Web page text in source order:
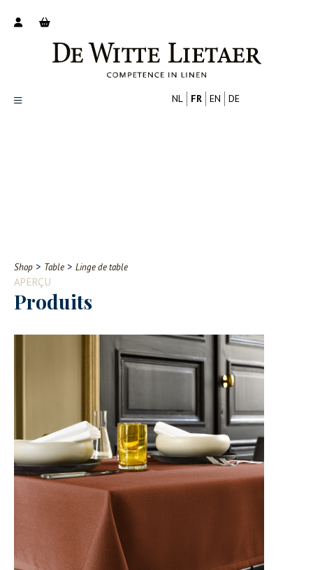
Contact
NL FR EN DE
Shop > Table > Linge de table
APERÇU
Produits